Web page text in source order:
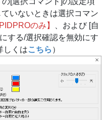
いないときは選択コマン
のみ】
、および [自
する/選択確認を無効にす
しくはこちら ）